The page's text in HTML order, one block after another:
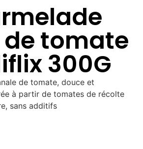
tomate
300G
de tomate, douce et
à partir de tomates de récolte
sans additifs